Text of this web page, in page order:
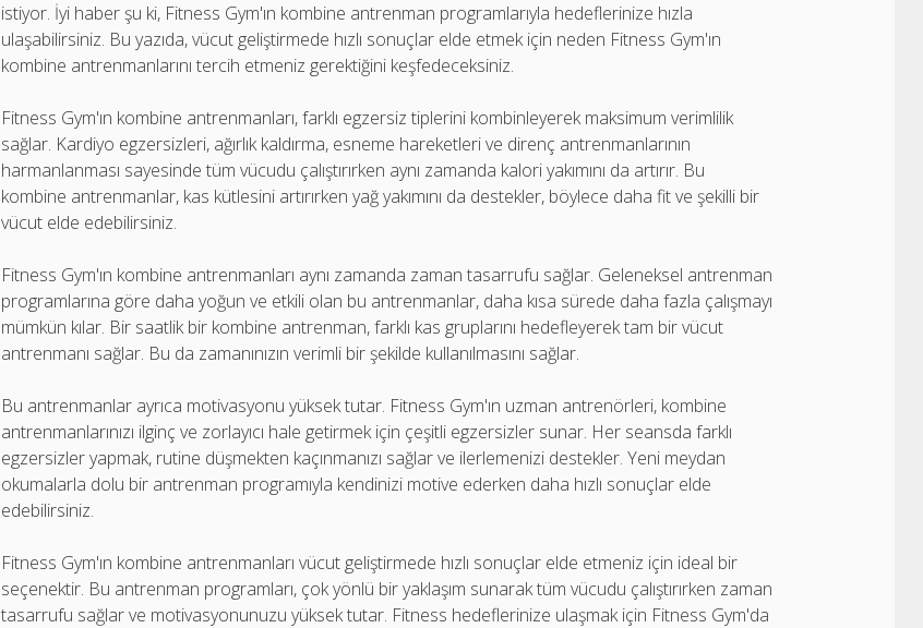
istiyor. İyi haber şu ki, Fitness Gym'ın kombine antrenman programlarıyla hedeflerinize hızla
ulaşabilirsiniz. Bu yazıda, vücut geliştirmede hızlı sonuçlar elde etmek için neden Fitness Gym'ın
kombine antrenmanlarını tercih etmeniz gerektiğini keşfedeceksiniz.
Fitness Gym'ın kombine antrenmanları, farklı egzersiz tiplerini kombinleyerek maksimum verimlilik
sağlar. Kardiyo egzersizleri, ağırlık kaldırma, esneme hareketleri ve direnç antrenmanlarının
harmanlanması sayesinde tüm vücudu çalıştırırken aynı zamanda kalori yakımını da artırır. Bu
kombine antrenmanlar, kas kütlesini artırırken yağ yakımını da destekler, böylece daha fit ve şekilli bir
vücut elde edebilirsiniz.
Fitness Gym'ın kombine antrenmanları aynı zamanda zaman tasarrufu sağlar. Geleneksel antrenman
programlarına göre daha yoğun ve etkili olan bu antrenmanlar, daha kısa sürede daha fazla çalışmayı
mümkün kılar. Bir saatlik bir kombine antrenman, farklı kas gruplarını hedefleyerek tam bir vücut
antrenmanı sağlar. Bu da zamanınızın verimli bir şekilde kullanılmasını sağlar.
Bu antrenmanlar ayrıca motivasyonu yüksek tutar. Fitness Gym'ın uzman antrenörleri, kombine
antrenmanlarınızı ilginç ve zorlayıcı hale getirmek için çeşitli egzersizler sunar. Her seansda farklı
egzersizler yapmak, rutine düşmekten kaçınmanızı sağlar ve ilerlemenizi destekler. Yeni meydan
okumalarla dolu bir antrenman programıyla kendinizi motive ederken daha hızlı sonuçlar elde
edebilirsiniz.
Fitness Gym'ın kombine antrenmanları vücut geliştirmede hızlı sonuçlar elde etmeniz için ideal bir
seçenektir. Bu antrenman programları, çok yönlü bir yaklaşım sunarak tüm vücudu çalıştırırken zaman
tasarrufu sağlar ve motivasyonunuzu yüksek tutar. Fitness hedeflerinize ulaşmak için Fitness Gym'da